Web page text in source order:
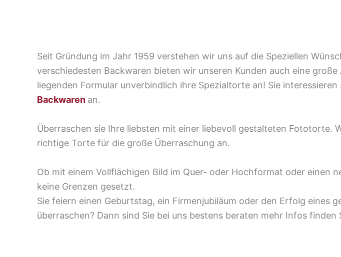
Seit Gründung im Jahr 1959 verstehen wir uns auf die Speziellen
verschiedesten Backwaren bieten wir unseren Kunden auch eine
liegenden Formular unverbindlich ihre Spezialtorte an! Sie
Backwaren an.
Überraschen sie Ihre liebsten mit einer liebevoll gestalteten Fototorte.
richtige Torte für die große Überraschung an.
Ob mit einem Vollflächigen Bild im Quer- oder Hochformat oder
keine Grenzen gesetzt.
Sie feiern einen Geburtstag, ein Firmenjubiläum oder den Erfolg
überraschen? Dann sind Sie bei uns bestens beraten mehr Infos finden